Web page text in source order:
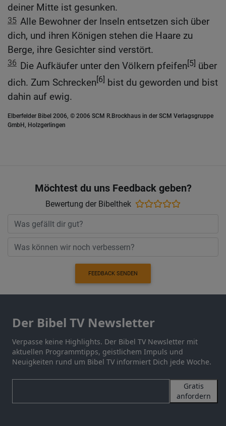
deiner Mitte ist gesunken.
35 Alle Bewohner der Inseln entsetzen sich über
dich, und ihren Königen stehen die Haare zu
Berge, ihre Gesichter sind verstört.
36 Die Aufkäufer unter den Völkern pfeifen[5] über
dich. Zum Schrecken[6] bist du geworden und bist
dahin auf ewig.
Elberfelder Bibel 2006, © 2006 SCM R.Brockhaus in der SCM Verlagsgruppe
GmbH, Holzgerlingen
Möchtest du uns Feedback geben?
Bewertung der Bibelthek
FEEDBACK SENDEN
Der Bibel TV Newsletter
Verpasse keine Highlights. Der Bibel TV Newsletter mit
aktuellen Programmtipps, geistlichem Impuls und
Neuigkeiten rund um Bibel TV informiert Dich jede Woche.
Gratis
anfordern